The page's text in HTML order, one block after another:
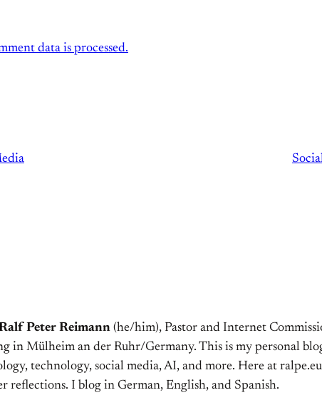
data is processed.
Peter Reimann(he/him), Pastor and Internet
in Mülheim an der Ruhr/Germany. This is my personal
technology, social media, AI, and more. Here at
reflections. I blog in German, English, and Spanish.